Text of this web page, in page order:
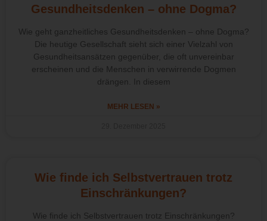
Gesundheitsdenken – ohne Dogma?
Wie geht ganzheitliches Gesundheitsdenken – ohne Dogma?
Die heutige Gesellschaft sieht sich einer Vielzahl von
Gesundheitsansätzen gegenüber, die oft unvereinbar
erscheinen und die Menschen in verwirrende Dogmen
drängen. In diesem
MEHR LESEN »
Wie finde ich Selbstvertrauen trotz
Einschränkungen?
Wie finde ich Selbstvertrauen trotz Einschränkungen?